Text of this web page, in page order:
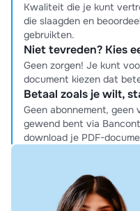
Kwaliteit die je kunt
die slaagden en
gebruikten.
Niet tevreden? Kies
Geen zorgen! Je kunt
document kiezen dat
Betaal zoals je wilt,
Geen abonnement, geen
gewend bent via
download je PDF-